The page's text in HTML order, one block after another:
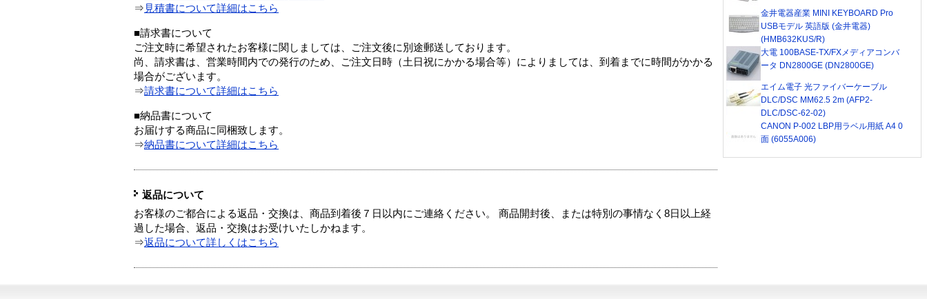
⇒ 見積書について詳細はこちら
■請求書について
ご注文時に希望されたお客様に関しましては、ご注文後に別途郵送しております。
尚、請求書は、営業時間内での発行のため、ご注文日時（土日祝にかかる場合等）によりましては、到着までに時間がかかる
場合がございます。
⇒請求書について詳細はこちら
■納品書について
お届けする商品に同梱致します。
⇒納品書について詳細はこちら
返品について
お客様のご都合による返品・交換は、商品到着後７日以内にご連絡ください。 商品開封後、または特別の事情なく8日以上経
過した場合、返品・交換はお受けいたしかねます。
⇒返品について詳しくはこちら
金井電器産業 MINI KEYBOARD Pro
USBモデル 英語版 (金井電器)
(HMB632KUS/R)
大電 100BASE-TX/FXメディアコンバ
ータ DN2800GE (DN2800GE)
エイム電子 光ファイバーケーブル
DLC/DSC MM62.5 2m (AFP2-
DLC/DSC-62-02)
CANON P-002 LBP用ラベル用紙 A4 0
面 (6055A006)